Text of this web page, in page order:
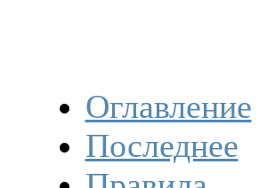
Оглавление
Последнее